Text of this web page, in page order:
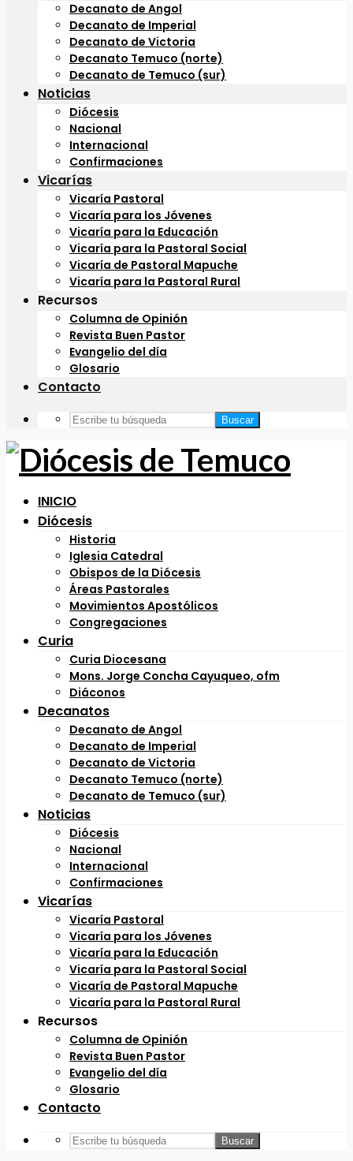
Decanato de Angol
Decanato de Imperial
Decanato de Victoria
Decanato Temuco (norte)
Decanato de Temuco (sur)
Noticias
Diócesis
Nacional
Internacional
Confirmaciones
Vicarías
Vicaría Pastoral
Vicaría para los Jóvenes
Vicaría para la Educación
Vicaría para la Pastoral Social
Vicaría de Pastoral Mapuche
Vicaría para la Pastoral Rural
Recursos
Columna de Opinión
Revista Buen Pastor
Evangelio del día
Glosario
Contacto
Buscar
INICIO
Diócesis
Historia
Iglesia Catedral
Obispos de la Diócesis
Áreas Pastorales
Movimientos Apostólicos
Congregaciones
Curia
Curia Diocesana
Mons. Jorge Concha Cayuqueo, ofm
Diáconos
Decanatos
Decanato de Angol
Decanato de Imperial
Decanato de Victoria
Decanato Temuco (norte)
Decanato de Temuco (sur)
Noticias
Diócesis
Nacional
Internacional
Confirmaciones
Vicarías
Vicaría Pastoral
Vicaría para los Jóvenes
Vicaría para la Educación
Vicaría para la Pastoral Social
Vicaría de Pastoral Mapuche
Vicaría para la Pastoral Rural
Recursos
Columna de Opinión
Revista Buen Pastor
Evangelio del día
Glosario
Contacto
Buscar